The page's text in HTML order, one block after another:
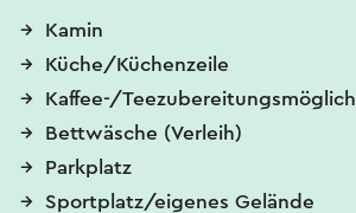
Kamin
Küche/Küchenzeile
Kaffee-/
Bettwäsche (Verleih)
Parkplatz
Sportplatz/eigenes Gelände